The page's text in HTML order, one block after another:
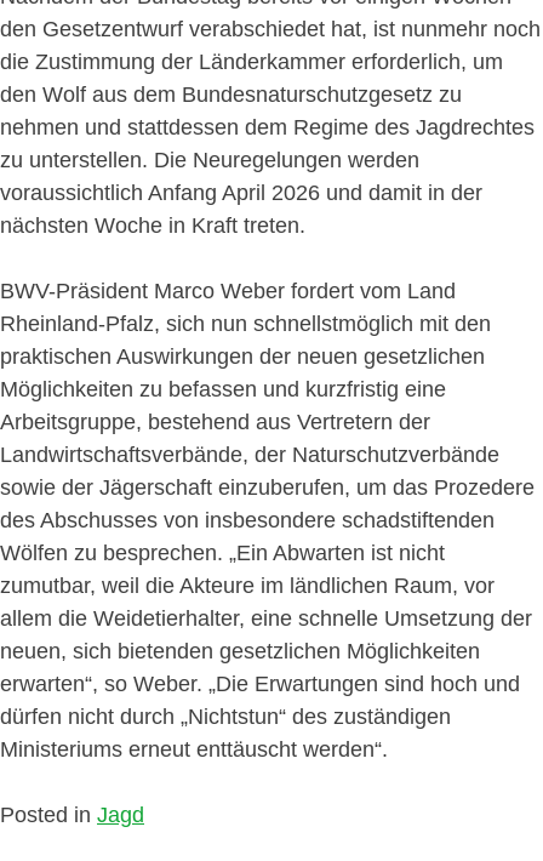
den Gesetzentwurf verabschiedet hat, ist nunmehr noch
die Zustimmung der Länderkammer erforderlich, um
den Wolf aus dem Bundesnaturschutzgesetz zu
nehmen und stattdessen dem Regime des Jagdrechtes
zu unterstellen. Die Neuregelungen werden
voraussichtlich Anfang April 2026 und damit in der
nächsten Woche in Kraft treten.
BWV-Präsident Marco Weber fordert vom Land
Rheinland-Pfalz, sich nun schnellstmöglich mit den
praktischen Auswirkungen der neuen gesetzlichen
Möglichkeiten zu befassen und kurzfristig eine
Arbeitsgruppe, bestehend aus Vertretern der
Landwirtschaftsverbände, der Naturschutzverbände
sowie der Jägerschaft einzuberufen, um das Prozedere
des Abschusses von insbesondere schadstiftenden
Wölfen zu besprechen. „Ein Abwarten ist nicht
zumutbar, weil die Akteure im ländlichen Raum, vor
allem die Weidetierhalter, eine schnelle Umsetzung der
neuen, sich bietenden gesetzlichen Möglichkeiten
erwarten“, so Weber. „Die Erwartungen sind hoch und
dürfen nicht durch „Nichtstun“ des zuständigen
Ministeriums erneut enttäuscht werden“.
Posted in Jagd